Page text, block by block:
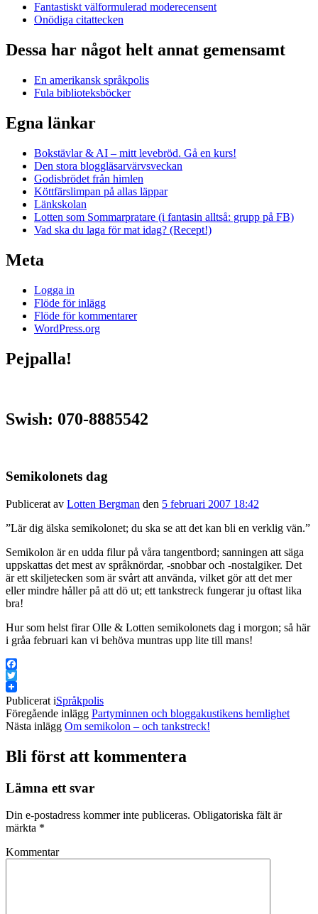
Fantastiskt välformulerad moderecensent
Onödiga citattecken
Dessa har något helt annat gemensamt
En amerikansk språkpolis
Fula biblioteksböcker
Egna länkar
Bokstävlar & AI – mitt levebröd. Gå en kurs!
Den stora bloggläsarvärvsveckan
Godisbrödet från himlen
Köttfärslimpan på allas läppar
Länkskolan
Lotten som Sommarpratare (i fantasin alltså: grupp på FB)
Vad ska du laga för mat idag? (Recept!)
Meta
Logga in
Flöde för inlägg
Flöde för kommentarer
WordPress.org
Pejpalla!
Swish: 070-8885542
Semikolonets dag
Publicerat av Lotten Bergman den 5 februari 2007 18:42
”Lär dig älska semikolonet; du ska se att det kan bli en verklig vän.”
Semikolon är en udda filur på våra tangentbord; sanningen att säga
uppskattas det mest av språknördar, -snobbar och -nostalgiker. Det
är ett skiljetecken som är svårt att använda, vilket gör att det mer
eller mindre håller på att dö ut; ett tankstreck fungerar ju oftast lika
bra!
Hur som helst firar Olle & Lotten semikolonets dag i morgon; så här
i gråa februari kan vi behöva muntras upp lite till mans!
Facebook
Twitter
Publicerat iSpråkpolis
Föregående inlägg Partyminnen och bloggakustikens hemlighet
Nästa inlägg Om semikolon – och tankstreck!
Bli först att kommentera
Lämna ett svar
Din e-postadress kommer inte publiceras. Obligatoriska fält är
märkta *
Kommentar